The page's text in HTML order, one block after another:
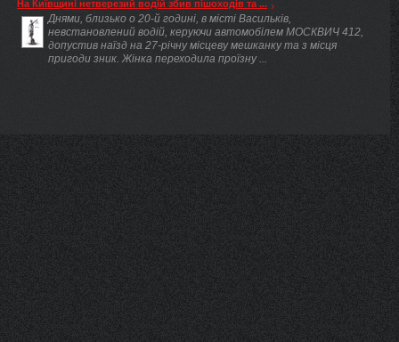
На Київщині нетверезий водій збив пішоходів та ...
Днями, близько о 20-й годині, в місті Васильків,
невстановлений водій, керуючи автомобілем МОСКВИЧ 412,
допустив наїзд на 27-річну місцеву мешканку та з місця
пригоди зник. Жінка переходила проїзну ...